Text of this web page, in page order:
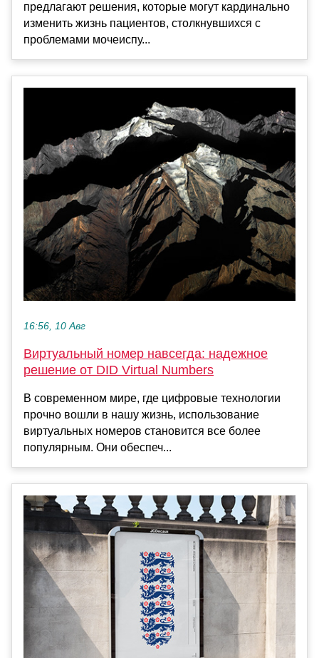
предлагают решения, которые могут кардинально
изменить жизнь пациентов, столкнувшихся с
проблемами мочеиспу...
16:56, 10 Авг
Виртуальный номер навсегда: надежное
решение от DID Virtual Numbers
В современном мире, где цифровые технологии
прочно вошли в нашу жизнь, использование
виртуальных номеров становится все более
популярным. Они обеспеч...